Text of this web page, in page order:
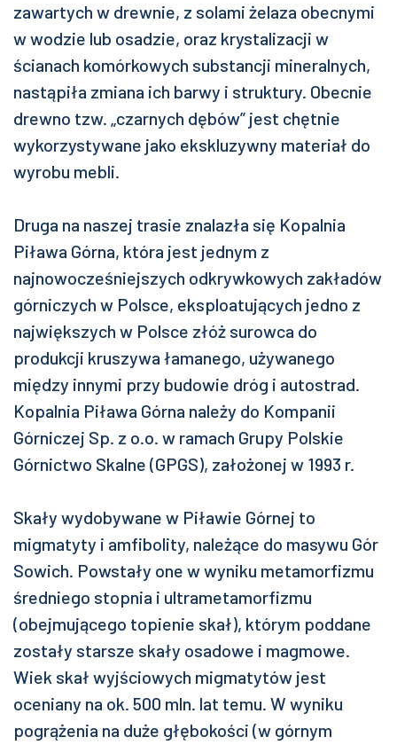
zawartych w drewnie, z solami żelaza obecnymi
w wodzie lub osadzie, oraz krystalizacji w
ścianach komórkowych substancji mineralnych,
nastąpiła zmiana ich barwy i struktury. Obecnie
drewno tzw. „czarnych dębów” jest chętnie
wykorzystywane jako ekskluzywny materiał do
wyrobu mebli.
Druga na naszej trasie znalazła się Kopalnia
Piława Górna, która jest jednym z
najnowocześniejszych odkrywkowych zakładów
górniczych w Polsce, eksploatujących jedno z
największych w Polsce złóż surowca do
produkcji kruszywa łamanego, używanego
między innymi przy budowie dróg i autostrad.
Kopalnia Piława Górna należy do Kompanii
Górniczej Sp. z o.o. w ramach Grupy Polskie
Górnictwo Skalne (GPGS), założonej w 1993 r.
Skały wydobywane w Piławie Górnej to
migmatyty i amfibolity, należące do masywu Gór
Sowich. Powstały one w wyniku metamorfizmu
średniego stopnia i ultrametamorfizmu
(obejmującego topienie skał), którym poddane
zostały starsze skały osadowe i magmowe.
Wiek skał wyjściowych migmatytów jest
oceniany na ok. 500 mln. lat temu. W wyniku
pogrążenia na duże głębokości (w górnym